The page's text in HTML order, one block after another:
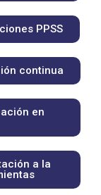
PPSS
continua
en
a la